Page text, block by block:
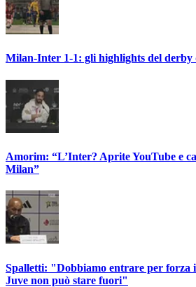
Milan-Inter 1-1: gli highlights del derby
Amorim: “L’Inter? Aprite YouTube e
Milan”
Spalletti: "Dobbiamo entrare per forza
Juve non può stare fuori"